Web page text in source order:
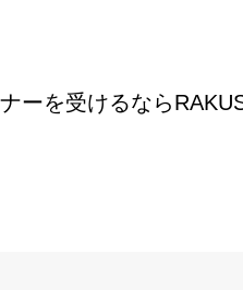
ーを受けるなら